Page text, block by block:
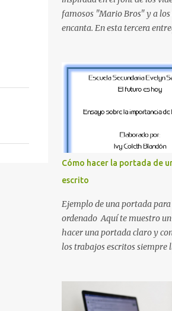
amarillo clásicos de los
Contenido Actual: La imagen
divertido que define a toda
Primera parte del juego de
famosos "Mario Bros" y a los
encanta. En esta tercera
que hemos incluido la letra Ñ
todos nuestros proyectos en
la Q ¿Qué incluye este bloque
imágenes individuales en alta
las siguientes letras: Letras
la M en el clásico rojo de la
Tonos azules : La K y la Ñ ,
su diseño limpio y audaz.
secundarios : La L y la Q en
brillante, junto con la N y la P
inspirado en los niveles de los
carac...
Cómo hacer la portada de
escrito
Ejemplo de una portada
ordenado Aquí te muestro
hacer una portada claro y
los trabajos escritos siempre
portada con todos los datos
para presentar durante todo